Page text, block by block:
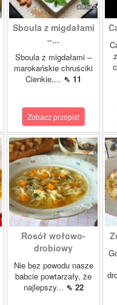
Sboula z migdałami
–...
Sboula z migdałami –
marokańskie chruściki
Cienkie,... ⇖ 11
Zobacz przepis!
Rosół wołowo-
drobiowy
Nie bez powodu nasze
babcie powtarzały, że
najlepszy... ⇖ 22